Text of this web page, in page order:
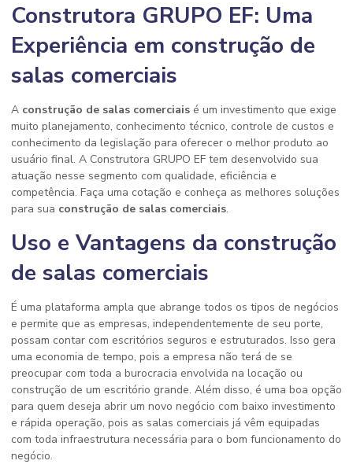
Construtora GRUPO EF: Uma
Experiência em construção de
salas comerciais
A construção de salas comerciais é um investimento que exige
muito planejamento, conhecimento técnico, controle de custos e
conhecimento da legislação para oferecer o melhor produto ao
usuário final. A Construtora GRUPO EF tem desenvolvido sua
atuação nesse segmento com qualidade, eficiência e
competência. Faça uma cotação e conheça as melhores soluções
para sua construção de salas comerciais.
Uso e Vantagens da construção
de salas comerciais
É uma plataforma ampla que abrange todos os tipos de negócios
e permite que as empresas, independentemente de seu porte,
possam contar com escritórios seguros e estruturados. Isso gera
uma economia de tempo, pois a empresa não terá de se
preocupar com toda a burocracia envolvida na locação ou
construção de um escritório grande. Além disso, é uma boa opção
para quem deseja abrir um novo negócio com baixo investimento
e rápida operação, pois as salas comerciais já vêm equipadas
com toda infraestrutura necessária para o bom funcionamento do
negócio.